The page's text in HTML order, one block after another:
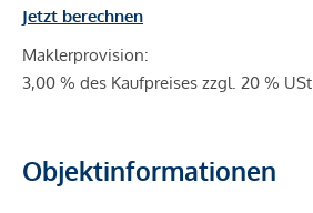
Jetzt berechnen
Maklerprovision:
3,00 % des Kaufpreises zzgl. 20 % USt.
Objektinformationen